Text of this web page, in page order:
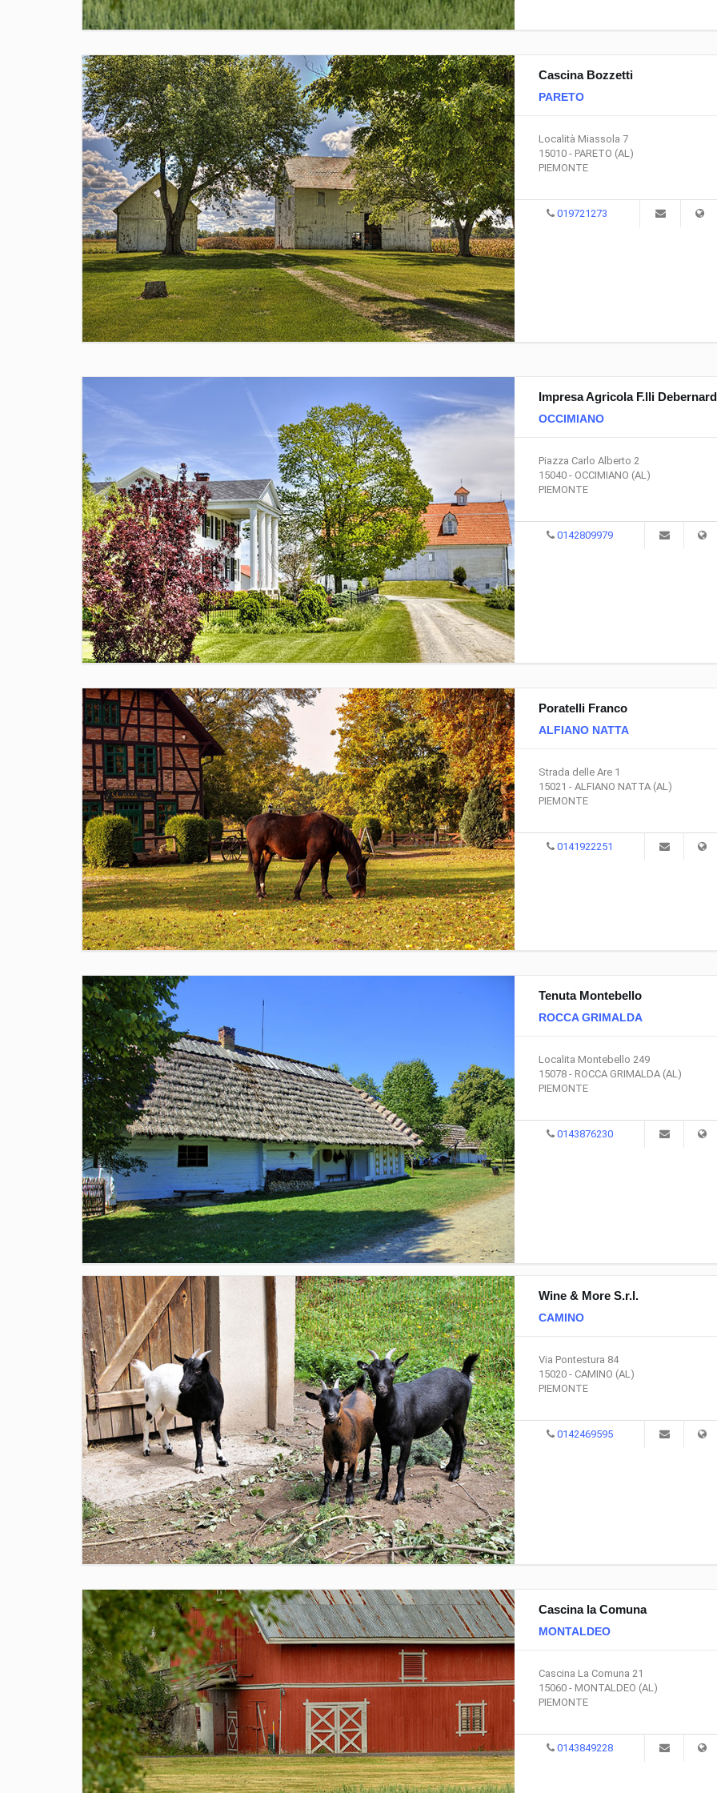
Cascina Bozzetti
PARETO
Località Miassola 7
15010 - PARETO (AL)
PIEMONTE
019721273
Impresa Agricola F.lli
OCCIMIANO
Piazza Carlo Alberto 2
15040 - OCCIMIANO (AL)
PIEMONTE
0142809979
Poratelli Franco
ALFIANO NATTA
Strada delle Are 1
15021 - ALFIANO NATTA (AL)
PIEMONTE
0141922251
Tenuta Montebello
ROCCA GRIMALDA
Localita Montebello 249
15078 - ROCCA GRIMALDA (AL)
PIEMONTE
0143876230
Wine & More S.r.l.
CAMINO
Via Pontestura 84
15020 - CAMINO (AL)
PIEMONTE
0142469595
Cascina la Comuna
MONTALDEO
Cascina La Comuna 21
15060 - MONTALDEO (AL)
PIEMONTE
0143849228